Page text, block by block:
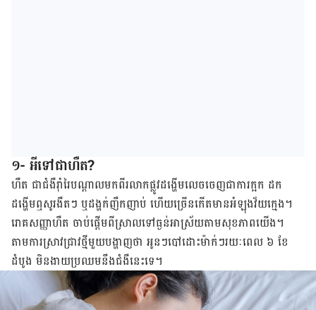
១- អីទៅជាហឺត?
ហឺត ជា​ជំងឺ​រ៉ាំរៃ​បណ្តាល​មក​ពី​រលាក​ផ្លូវ​ដង្ហើម​លេច​ចេញ​ជា​ការ​ក្អក ដក​
ដង្ហើម​ឮ​សូរ​ងឺតៗ​ ឬ​ដង្ហក់​​​ញឹកញាប់ ហើយ​ច្រើន​កើត​មាន​អំឡុងវ័យក្មេង។
រោគ​សញ្ញា​ហឺត ចាប់​ផ្តើម​ពី​ស្រាល​ទៅ​ធ្ងន់​អាស្រ័យ​តាម​សុខភាព​យើង។
តាម​ការ​ស្រាវជ្រាវ​ថ្មី​មួយ​បង្ហាញ​ថា អូនៗ​បៅ​ដោះ​ម៉ាក់ៗ​រយៈ​ពេល ៦ ខែ​
ដំបូង មិន​ងាយ​ប្រឈម​នឹង​ជំងឺ​នេះ​ទេ។